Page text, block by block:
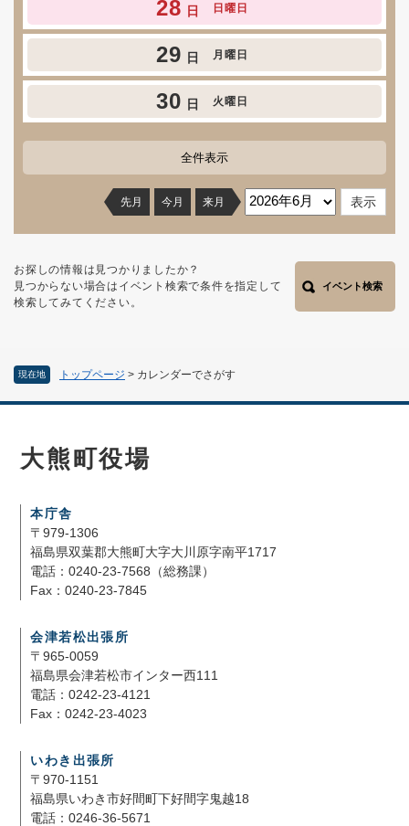
現在地 トップページ > カレンダーでさがす
28 日 日曜日
29 日 月曜日
30 日 火曜日
全件表示
先月 今月 来月
お探しの情報は見つかりましたか？
見つからない場合はイベント検索で条件を指定して
検索してみてください。
イベント検索
大熊町役場
本庁舎
〒979-1306
福島県双葉郡大熊町大字大川原字南平1717
電話：0240-23-7568（総務課）
Fax：0240-23-7845
会津若松出張所
〒965-0059
福島県会津若松市インター西111
電話：0242-23-4121
Fax：0242-23-4023
いわき出張所
〒970-1151
福島県いわき市好間町下好間字鬼越18
電話：0246-36-5671